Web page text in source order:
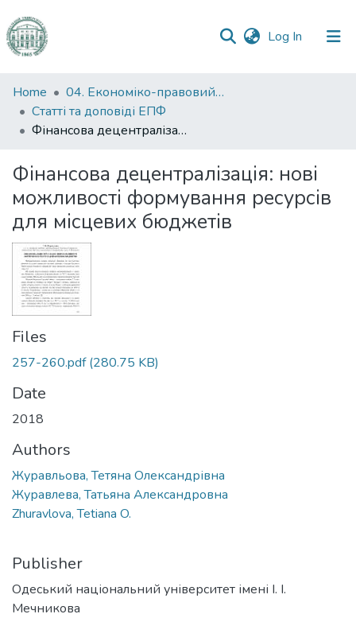
Log In (current)
Communities
&
Collections
Statistics
Home
04. Економіко-правовий факультет
Статті та доповіді ЕПФ
Фінансова децентралізація: нові можливості формування ресурсів для місцевих бюджетів
Фінансова децентралізація: нові
можливості формування ресурсів
для місцевих бюджетів
Files
257-260.pdf(280.75 KB)
Date
2018
Authors
Журавльова, Тетяна Олександрівна
Журавлева, Татьяна Александровна
Zhuravlova, Tetiana O.
Publisher
Одеський національний університет імені І. І.
Мечникова